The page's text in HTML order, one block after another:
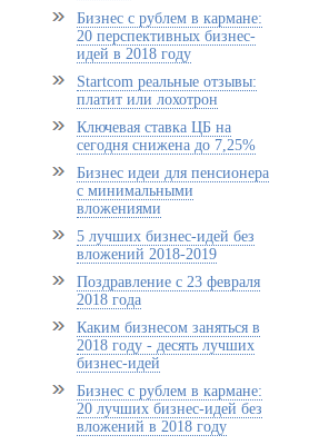
Бизнес с рублем в кармане:
20 перспективных бизнес-
идей в 2018 году
Startcom реальные отзывы:
платит или лохотрон
Ключевая ставка ЦБ на
сегодня снижена до 7,25%
Бизнес идеи для пенсионера
с минимальными
вложениями
5 лучших бизнес-идей без
вложений 2018-2019
Поздравление с 23 февраля
2018 года
Каким бизнесом заняться в
2018 году - десять лучших
бизнес-идей
Бизнес с рублем в кармане:
20 лучших бизнес-идей без
вложений в 2018 году